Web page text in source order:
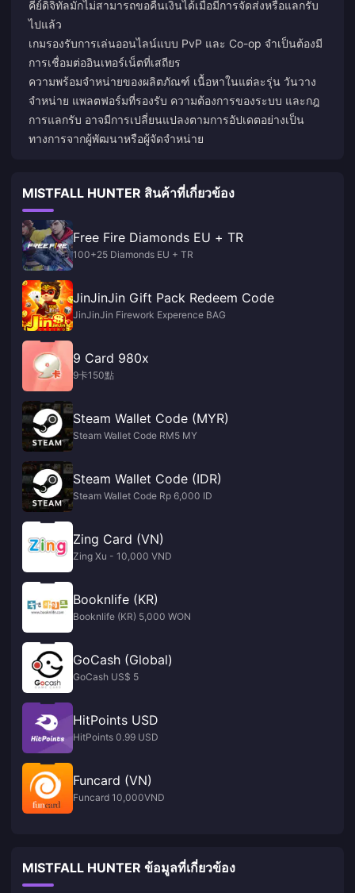
คีย์ดิจิทัลมักไม่สามารถขอคืนเงินได้เมื่อมีการจัดส่งหรือแลกรับ
ไปแล้ว
เกมรองรับการเล่นออนไลน์แบบ PvP และ Co-op จำเป็นต้องมี
การเชื่อมต่ออินเทอร์เน็ตที่เสถียร
ความพร้อมจำหน่ายของผลิตภัณฑ์ เนื้อหาในแต่ละรุ่น วันวาง
จำหน่าย แพลตฟอร์มที่รองรับ ความต้องการของระบบ และกฎ
การแลกรับ อาจมีการเปลี่ยนแปลงตามการอัปเดตอย่างเป็น
ทางการจากผู้พัฒนาหรือผู้จัดจำหน่าย
MISTFALL HUNTER สินค้าที่เกี่ยวข้อง
Free Fire Diamonds EU + TR
100+25 Diamonds EU + TR
JinJinJin Gift Pack Redeem Code
JinJinJin Firework Experence BAG
9 Card 980x
9卡150點
Steam Wallet Code (MYR)
Steam Wallet Code RM5 MY
Steam Wallet Code (IDR)
Steam Wallet Code Rp 6,000 ID
Zing Card (VN)
Zing Xu - 10,000 VND
Booknlife (KR)
Booknlife (KR) 5,000 WON
GoCash (Global)
GoCash US$ 5
HitPoints USD
HitPoints 0.99 USD
Funcard (VN)
Funcard 10,000VND
MISTFALL HUNTER ข้อมูลที่เกี่ยวข้อง